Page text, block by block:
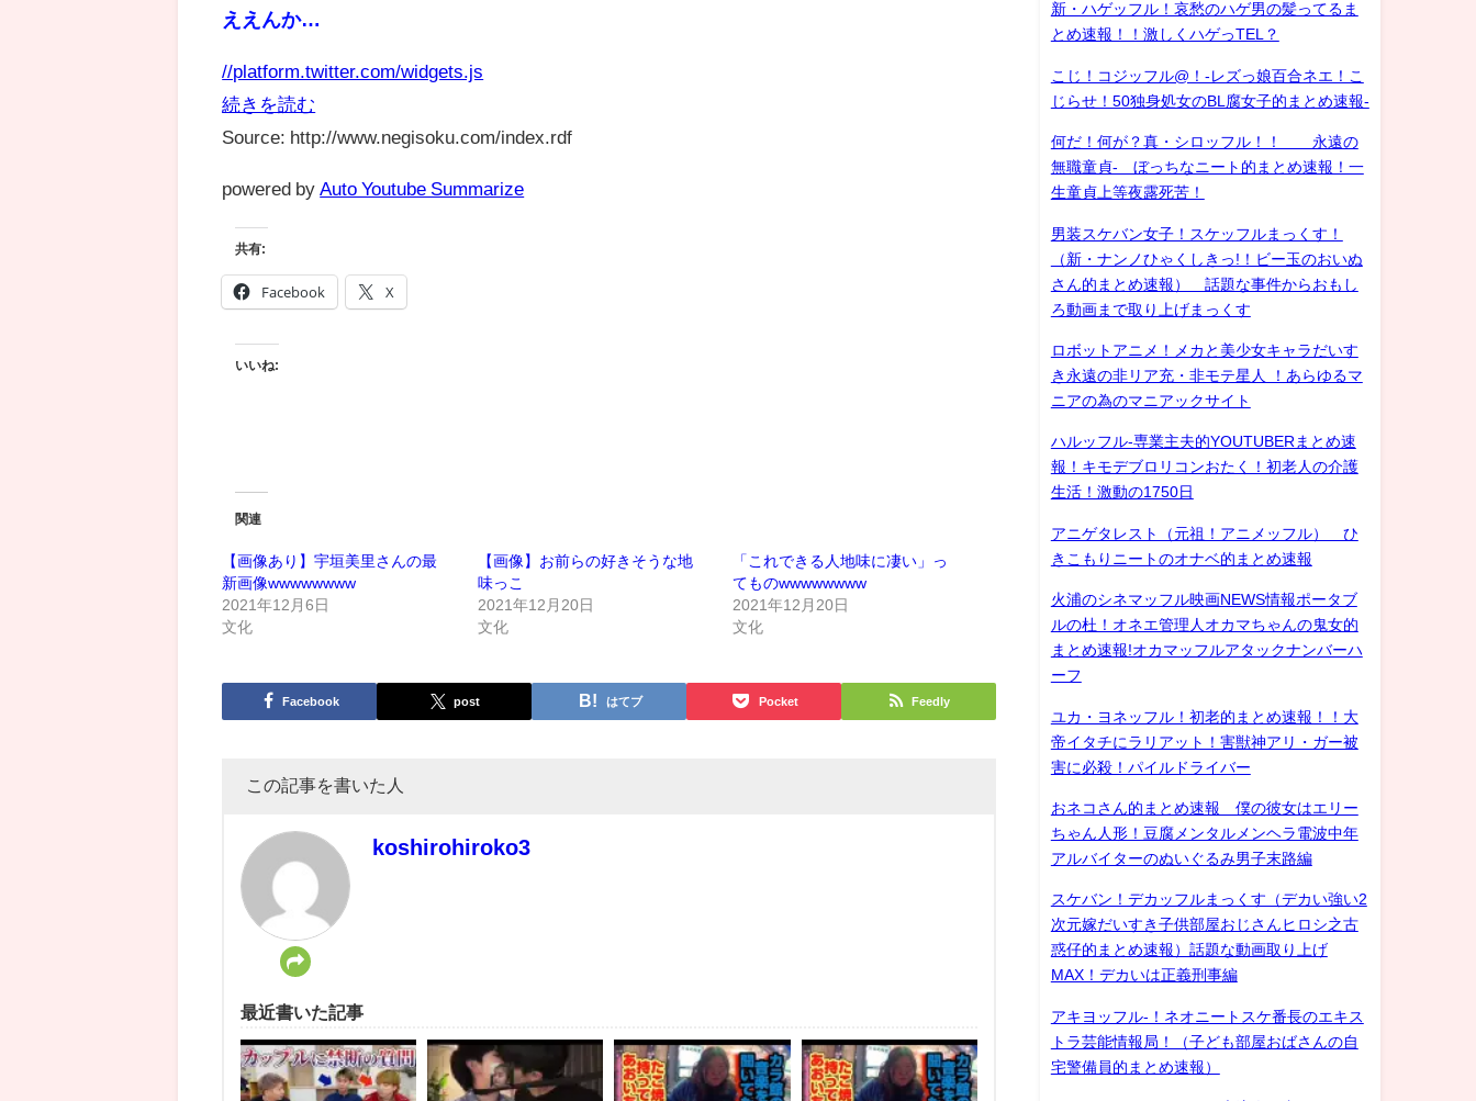
ええんか…
//platform.twitter.com/widgets.js
続きを読む
Source: http://www.negisoku.com/index.rdf
powered by Auto Youtube Summarize
共有:
Facebook X
いいね:
関連
【画像あり】宇垣美里さんの最
新画像wwwwwwww
2021年12月6日
文化
【画像】お前らの好きそうな地
味っこ
2021年12月20日
文化
「これできる人地味に凄い」っ
てものwwwwwwww
2021年12月20日
文化
Facebook post はてブ Pocket Feedly
この記事を書いた人
koshirohiroko3
最近書いた記事
新・ハゲッフル！哀愁のハゲ男の髪ってるま
とめ速報！！激しくハゲっTEL？
こじ！コジッフル@！-レズっ娘百合ネエ！こ
じらせ！50独身処女のBL腐女子的まとめ速報-
何だ！何が？真・シロッフル！！ 永遠の
無職童貞- ぼっちなニート的まとめ速報！一
生童貞上等夜露死苦！
男装スケバン女子！スケッフルまっくす！
（新・ナンノひゃくしきっ!！ビー玉のおいぬ
さん的まとめ速報） 話題な事件からおもし
ろ動画まで取り上げまっくす
ロボットアニメ！メカと美少女キャラだいす
き永遠の非リア充・非モテ星人 ！あらゆるマ
ニアの為のマニアックサイト
ハルッフル-専業主夫的YOUTUBERまとめ速
報！キモデブロリコンおたく！初老人の介護
生活！激動の1750日
アニゲタレスト（元祖！アニメッフル） ひ
きこもりニートのオナベ的まとめ速報
火浦のシネマッフル映画NEWS情報ポータブ
ルの杜！オネエ管理人オカマちゃんの鬼女的
まとめ速報!オカマッフルアタックナンバーハ
ーフ
ユカ・ヨネッフル！初老的まとめ速報！！大
帝イタチにラリアット！害獣神アリ・ガー被
害に必殺！パイルドライバー
おネコさん的まとめ速報 僕の彼女はエリー
ちゃん人形！豆腐メンタルメンヘラ電波中年
アルバイターのぬいぐるみ男子末路編
スケバン！デカッフルまっくす（デカい強い2
次元嫁だいすき子供部屋おじさんヒロシ之古
惑仔的まとめ速報）話題な動画取り上げ
MAX！デカいは正義刑事編
アキヨッフル-！ネオニートスケ番長のエキス
トラ芸能情報局！（子ども部屋おばさんの自
宅警備員的まとめ速報）